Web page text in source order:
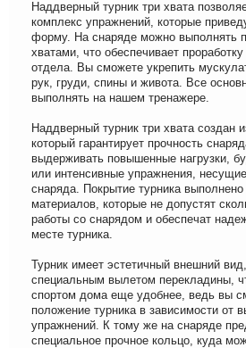
Наддверный турник три хвата
комплекс упражнений, которые
форму. На снаряде можно выполнять
хватами, что обеспечивает
отдела. Вы сможете укрепить
рук, груди, спины и живота. Все
выполнять на нашем тренажере.
Наддверный турник три хвата создан
который гарантирует прочность
выдерживать повышенные нагрузки,
или интенсивные упражнения,
снаряда. Покрытие турника
материалов, которые не допустят
работы со снарядом и обеспечат
месте турника.
Турник имеет эстетичный внешний
специальным вылетом перекладины,
спортом дома еще удобнее, ведь вы
положение турника в зависимости от
упражнений. К тому же на снаряде
специальное прочное кольцо, куда